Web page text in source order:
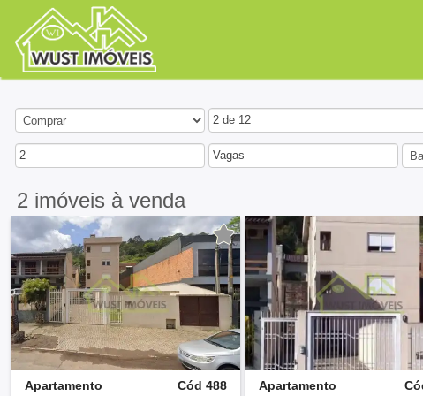
2 de 12
2 Vagas
2 imóveis à venda
Apartamento
Cód 488
Apartamento